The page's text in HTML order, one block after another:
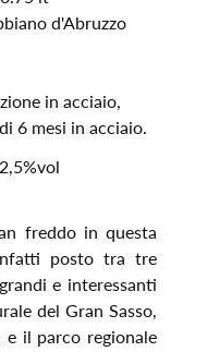
d'Abruzzo
in acciaio,
6 mesi in acciaio.
freddo in questa
posto tra tre
e interessanti
del Gran Sasso,
il parco regionale